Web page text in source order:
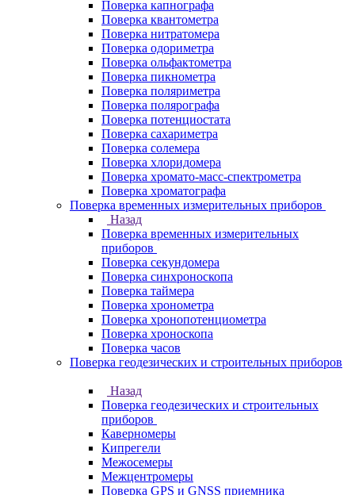
Поверка капнографа
Поверка квантометра
Поверка нитратомера
Поверка одориметра
Поверка ольфактометра
Поверка пикнометра
Поверка поляриметра
Поверка полярографа
Поверка потенциостата
Поверка сахариметра
Поверка солемера
Поверка хлоридомера
Поверка хромато-масс-спектрометра
Поверка хроматографа
Поверка временных измерительных приборов
Назад
Поверка временных измерительных
приборов
Поверка секундомера
Поверка синхроноскопа
Поверка таймера
Поверка хронометра
Поверка хронопотенциометра
Поверка хроноскопа
Поверка часов
Поверка геодезических и строительных приборов
Назад
Поверка геодезических и строительных
приборов
Каверномеры
Кипрегели
Межосемеры
Межцентромеры
Поверка GPS и GNSS приемника